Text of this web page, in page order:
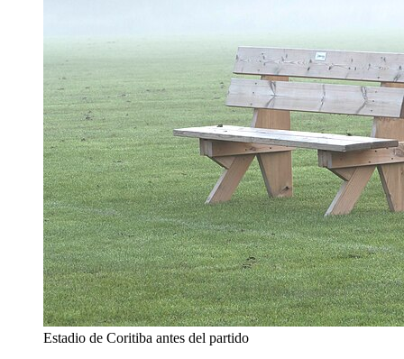
Estadio de Coritiba antes del partido